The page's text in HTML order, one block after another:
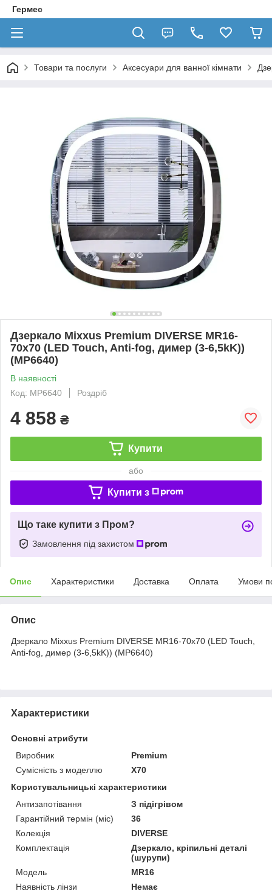
Гермес
Товари та послуги Аксесуари для ванної кімнати
Дзеркало Mixxus Premium DIVERSE MR16-
70x70 (LED Touch, Anti-fog, димер (3-6,5kK))
(MP6640)
В наявності
Код: MP6640
Роздріб
4 858 ₴
Купити
або
Купити з
Що таке купити з Пром?
Замовлення під захистом
Опис Характеристики Доставка Оплата Умови
Опис
Дзеркало Mixxus Premium DIVERSE MR16-70x70 (LED Touch,
Anti-fog, димер (3-6,5kK)) (MP6640)
Характеристики
Основні атрибути
Виробник
Premium
Сумісність з моделлю
X70
Користувальницькі характеристики
Антизапотівання
З підігрівом
Гарантійний термін (міс)
36
Колекція
DIVERSE
Комплектація
Дзеркало, кріпильні деталі
(шурупи)
Мoдель
MR16
Наявність лінзи
Немає